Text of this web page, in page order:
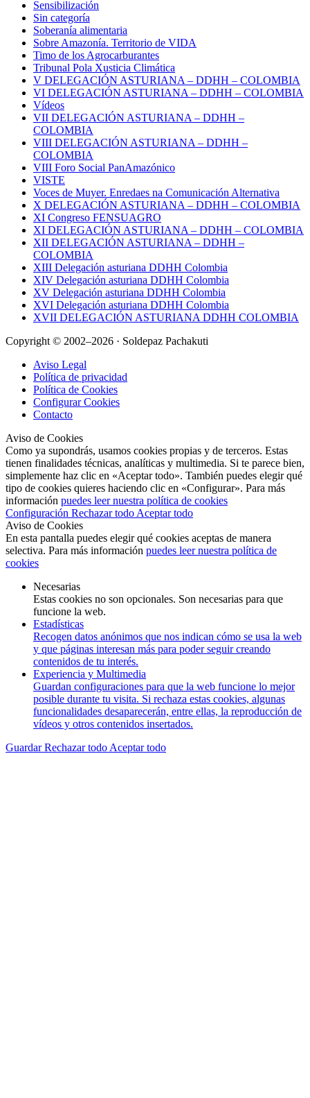
Sensibilización
Sin categoría
Soberanía alimentaria
Sobre Amazonía. Territorio de VIDA
Timo de los Agrocarburantes
Tribunal Pola Xusticia Climática
V DELEGACIÓN ASTURIANA – DDHH – COLOMBIA
VI DELEGACIÓN ASTURIANA – DDHH – COLOMBIA
Vídeos
VII DELEGACIÓN ASTURIANA – DDHH –
COLOMBIA
VIII DELEGACIÓN ASTURIANA – DDHH –
COLOMBIA
VIII Foro Social PanAmazónico
VISTE
Voces de Muyer. Enredaes na Comunicación Alternativa
X DELEGACIÓN ASTURIANA – DDHH – COLOMBIA
XI Congreso FENSUAGRO
XI DELEGACIÓN ASTURIANA – DDHH – COLOMBIA
XII DELEGACIÓN ASTURIANA – DDHH –
COLOMBIA
XIII Delegación asturiana DDHH Colombia
XIV Delegación asturiana DDHH Colombia
XV Delegación asturiana DDHH Colombia
XVI Delegación asturiana DDHH Colombia
XVII DELEGACIÓN ASTURIANA DDHH COLOMBIA
Copyright © 2002–2026 · Soldepaz Pachakuti
Aviso Legal
Política de privacidad
Política de Cookies
Configurar Cookies
Contacto
Aviso de Cookies
Como ya supondrás, usamos cookies propias y de terceros. Estas
tienen finalidades técnicas, analíticas y multimedia. Si te parece bien,
simplemente haz clic en «Aceptar todo». También puedes elegir qué
tipo de cookies quieres haciendo clic en «Configurar». Para más
información puedes leer nuestra política de cookies
Configuración Rechazar todo Aceptar todo
Aviso de Cookies
En esta pantalla puedes elegir qué cookies aceptas de manera
selectiva. Para más información puedes leer nuestra política de
cookies
Necesarias
Estas cookies no son opcionales. Son necesarias para que
funcione la web.
Estadísticas
Recogen datos anónimos que nos indican cómo se usa la web
y que páginas interesan más para poder seguir creando
contenidos de tu interés.
Experiencia y Multimedia
Guardan configuraciones para que la web funcione lo mejor
posible durante tu visita. Si rechaza estas cookies, algunas
funcionalidades desaparecerán, entre ellas, la reproducción de
vídeos y otros contenidos insertados.
GuardarRechazar todo Aceptar todo